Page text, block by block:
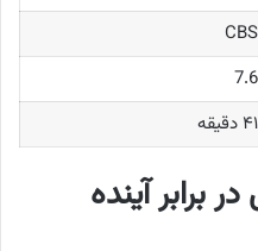
CBS
7.6
۴۱ دقیقه
برابر آینده